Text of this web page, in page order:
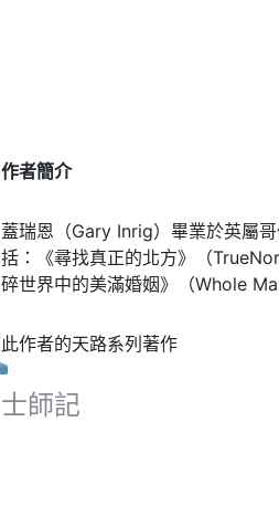
作者簡介
蓋瑞恩（Gary Inrig）畢業於英屬
括：《尋找真正的北方》（
碎世界中的美滿婚姻》（Whole
此作者的天路系列著作
士師記